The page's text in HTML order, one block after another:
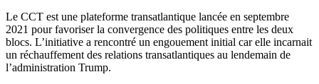
Le CCT est une plateforme transatlantique lancée en septembre
2021 pour favoriser la convergence des politiques entre les deux
blocs. L’initiative a rencontré un engouement initial car elle incarnait
un réchauffement des relations transatlantiques au lendemain de
l’administration Trump.